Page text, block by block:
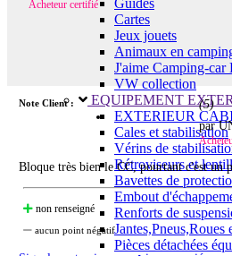
Guides
Cartes
Jeux jouets
Animaux en
J'aime Camping-car
VW collection
EQUIPEMENT
EXTERIEUR
Cales et stabilisation
Vérins de
Rétroviseurs et
Bavettes de
Embout
Renforts de
Jantes,Pneus,Roues
Pièces détachées
Acheteur certifié
Note Client : (5)
par
Bloque très bien le CC, pourtant c'est un
non renseigné
aucun point négatif